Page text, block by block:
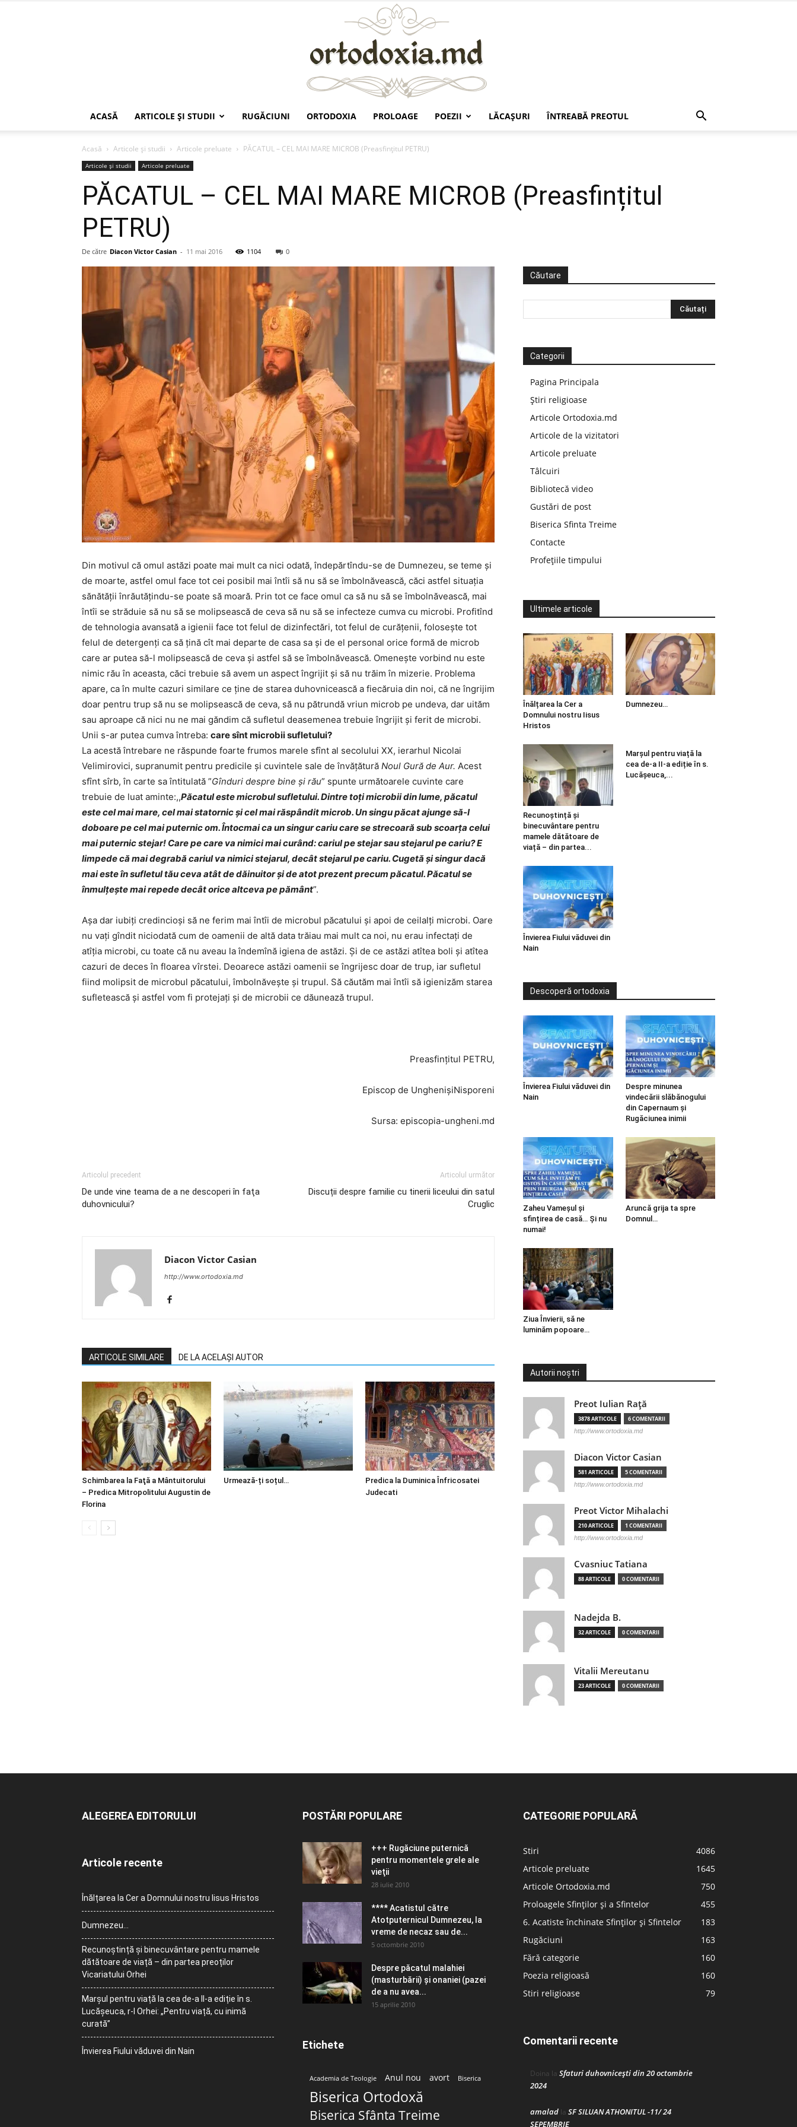
ACASĂ ARTICOLE ŞI STUDII RUGĂCIUNI ORTODOXIA PROLOAGE POEZII LĂCAŞURI ÎNTREABĂ PREOTUL
Acasă Articole şi studii Articole preluate PĂCATUL – CEL MAI MARE MICROB (Preasfințitul PETRU)
Articole şi studii Articole preluate
PĂCATUL – CEL MAI MARE MICROB (Preasfințitul
PETRU)
De către Diacon Victor Casian - 11 mai 2016 1104 0
Din motivul că omul astăzi poate mai mult ca nici odată, îndepărtîndu-se de Dumnezeu, se teme și
de moarte, astfel omul face tot cei posibil mai întîi să nu să se îmbolnăvească, căci astfel situația
sănătății înrăutățindu-se poate să moară. Prin tot ce face omul ca să nu să se îmbolnăvească, mai
întîi se străduie să nu să se molipsească de ceva să nu să se infecteze cumva cu microbi. Profitînd
de tehnologia avansată a igienii face tot felul de dizinfectări, tot felul de curățenii, folosește tot
felul de detergenți ca să țină cît mai departe de casa sa și de el personal orice formă de microb
care ar putea să-l molipsească de ceva și astfel să se îmbolnăvească. Omenește vorbind nu este
nimic rău în aceasta, căci trebuie să avem un aspect îngrijit și să nu trăim în mizerie. Problema
apare, ca în multe cazuri similare ce ține de starea duhovnicească a fiecăruia din noi, că ne îngrijim
doar pentru trup să nu se molipsească de ceva, să nu pătrundă vriun microb pe undeva, dar uităm
sau aproape că nici nu ne mai găndim că sufletul deasemenea trebuie îngrijit și ferit de microbi.
Unii s-ar putea cumva întreba: care sînt microbii sufletului?
La acestă întrebare ne răspunde foarte frumos marele sfînt al secolului XX, ierarhul Nicolai
Velimirovici, supranumit pentru predicile și cuvintele sale de învățătură Noul Gură de Aur. Acest
sfînt sîrb, în carte sa întitulată ”Gînduri despre bine și rău” spunte următoarele cuvinte care
trebuie de luat aminte:,,Păcatul este microbul sufletului. Dintre toţi microbii din lume, păcatul
este cel mai mare, cel mai statornic şi cel mai răspândit microb. Un singu păcat ajunge să-l
doboare pe cel mai puternic om. Întocmai ca un singur cariu care se strecoară sub scoarţa celui
mai puternic stejar! Care pe care va nimici mai curând: cariul pe stejar sau stejarul pe cariu? E
limpede că mai degrabă cariul va nimici stejarul, decât stejarul pe cariu. Cugetă şi singur dacă
mai este în sufletul tău ceva atât de dăinuitor şi de atot prezent precum păcatul. Păcatul se
înmulţeşte mai repede decât orice altceva pe pământ”.
Așa dar iubiți credincioși să ne ferim mai întîi de microbul păcatului și apoi de ceilalți microbi. Oare
nu vați gîndit niciodată cum de oamenii de altă data trăiau mai mult ca noi, nu erau infectați de
atîția microbi, cu toate că nu aveau la îndemînă igiena de astăzi. Și de ce astăzi atîtea boli și atîtea
cazuri de deces în floarea vîrstei. Deoarece astăzi oamenii se îngrijesc doar de trup, iar sufletul
fiind molipsit de microbul păcatului, îmbolnăvește și trupul. Să căutăm mai întîi să igienizăm starea
sufletească și astfel vom fi protejați și de microbii ce dăunează trupul.
Preasfințitul PETRU,
Episcop de UnghenișiNisporeni
Sursa: episcopia-ungheni.md
Articolul precedent
De unde vine teama de a ne descoperi în faţa
duhovnicului?
Articolul următor
Discuții despre familie cu tinerii liceului din satul
Cruglic
Diacon Victor Casian
http://www.ortodoxia.md
ARTICOLE SIMILARE DE LA ACELAȘI AUTOR
Schimbarea la Faţă a Mântuitorului
– Predica Mitropolitului Augustin de
Florina
Urmează-ți soțul…
Predica la Duminica Înfricosatei
Judecati
Căutare
Categorii
Pagina Principala
Știri religioase
Articole Ortodoxia.md
Articole de la vizitatori
Articole preluate
Tâlcuiri
Bibliotecă video
Gustări de post
Biserica Sfinta Treime
Contacte
Profețiile timpului
Ultimele articole
Înălțarea la Cer a
Domnului nostru Iisus
Hristos
Dumnezeu…
Recunoștință și
binecuvântare pentru
mamele dătătoare de
viață – din partea...
Marșul pentru viață la
cea de-a II-a ediție în s.
Lucășeuca,...
Învierea Fiului văduvei din
Nain
Descoperă ortodoxia
Învierea Fiului văduvei din
Nain
Despre minunea
vindecării slăbănogului
din Capernaum și
Rugăciunea inimii
Zaheu Vameșul și
sfințirea de casă… Și nu
numai!
Aruncă grija ta spre
Domnul…
Ziua Învierii, să ne
luminăm popoare…
Autorii noștri
Preot Iulian Raţă
3878 ARTICOLE 6 COMENTARII
http://www.ortodoxia.md
Diacon Victor Casian
581 ARTICOLE 5 COMENTARII
http://www.ortodoxia.md
Preot Victor Mihalachi
210 ARTICOLE 1 COMENTARII
http://www.ortodoxia.md
Cvasniuc Tatiana
88 ARTICOLE 0 COMENTARII
Nadejda B.
32 ARTICOLE 0 COMENTARII
Vitalii Mereutanu
23 ARTICOLE 0 COMENTARII
ALEGEREA EDITORULUI
Articole recente
Înălțarea la Cer a Domnului nostru Iisus Hristos
Dumnezeu…
Recunoștință și binecuvântare pentru mamele
dătătoare de viață – din partea preoților
Vicariatului Orhei
Marșul pentru viață la cea de-a II-a ediție în s.
Lucășeuca, r-l Orhei: „Pentru viață, cu inimă
curată”
Învierea Fiului văduvei din Nain
POSTĂRI POPULARE
+++ Rugăciune puternică
pentru momentele grele ale
vieţii
28 iulie 2010
**** Acatistul către
Atotputernicul Dumnezeu, la
vreme de necaz sau de...
5 octombrie 2010
Despre păcatul malahiei
(masturbării) şi onaniei (pazei
de a nu avea...
15 aprilie 2010
Etichete
Academia de Teologie Anul nou avort Biserica
Biserica Ortodoxă
Biserica Sfânta Treime
CATEGORIE POPULARĂ
Stiri
4086
Articole preluate
1645
Articole Ortodoxia.md
750
Proloagele Sfinților și a Sfintelor
455
6. Acatiste închinate Sfinților și Sfintelor
183
Rugăciuni
163
Fără categorie
160
Poezia religioasă
160
Stiri religioase
79
Comentarii recente
Doina la Sfaturi duhovnicești din 20 octombrie
2024
amalad la SF SILUAN ATHONITUL -11/ 24
SEPEMBRIE